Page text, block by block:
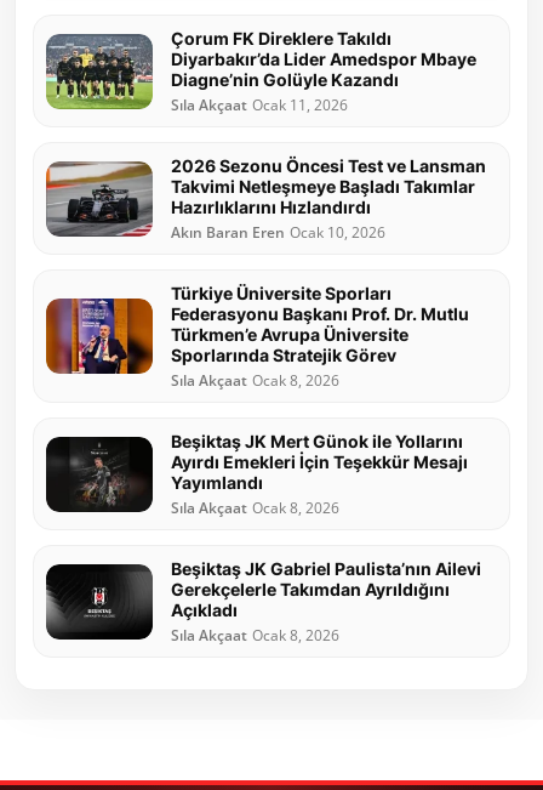
Çorum FK Direklere Takıldı
Diyarbakır’da Lider Amedspor Mbaye
Diagne’nin Golüyle Kazandı
Sıla Akçaat Ocak 11, 2026
2026 Sezonu Öncesi Test ve Lansman
Takvimi Netleşmeye Başladı Takımlar
Hazırlıklarını Hızlandırdı
Akın Baran Eren Ocak 10, 2026
Türkiye Üniversite Sporları
Federasyonu Başkanı Prof. Dr. Mutlu
Türkmen’e Avrupa Üniversite
Sporlarında Stratejik Görev
Sıla Akçaat Ocak 8, 2026
Beşiktaş JK Mert Günok ile Yollarını
Ayırdı Emekleri İçin Teşekkür Mesajı
Yayımlandı
Sıla Akçaat Ocak 8, 2026
Beşiktaş JK Gabriel Paulista’nın Ailevi
Gerekçelerle Takımdan Ayrıldığını
Açıkladı
Sıla Akçaat Ocak 8, 2026